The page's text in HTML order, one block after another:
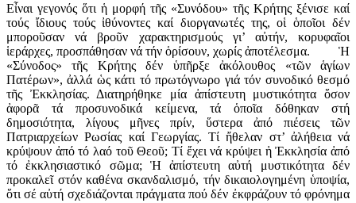
Εἶναι γεγονός ὅτι ἡ μορφή τῆς «Συνόδου» τῆς Κρήτης ξένισε καί
τούς ἴδιους τούς ἰθύνοντες καί διοργανωτές της, οἱ ὁποῖοι δέν
μποροῦσαν νά βροῦν χαρακτηρισμούς γι’ αὐτήν, κορυφαῖοι
ἱεράρχες, προσπάθησαν νά τήν ὁρίσουν, χωρίς ἀποτέλεσμα. Ἡ
«Σύνοδος» τῆς Κρήτης δέν ὑπῆρξε ἀκόλουθος «τῶν ἁγίων
Πατέρων», ἀλλά ὡς κάτι τό πρωτόγνωρο γιά τόν συνοδικό θεσμό
τῆς Ἐκκλησίας. Διατηρήθηκε μία ἀπίστευτη μυστικότητα ὅσον
ἀφορᾶ τά προσυνοδικά κείμενα, τά ὁποῖα δόθηκαν στή
δημοσιότητα, λίγους μῆνες πρίν, ὕστερα ἀπό πιέσεις τῶν
Πατριαρχείων Ρωσίας καί Γεωργίας. Τί ἤθελαν στ’ ἀλήθεια νά
κρύψουν ἀπό τό λαό τοῦ Θεοῦ; Τί ἔχει νά κρύψει ἡ Ἐκκλησία ἀπό
τό ἐκκλησιαστικό σῶμα; Ἡ ἀπίστευτη αὐτή μυστικότητα δέν
προκαλεῖ στόν καθένα σκανδαλισμό, τήν δικαιολογημένη ὑποψία,
ὅτι σέ αὐτή σχεδιάζονται πράγματα πού δέν ἐκφράζουν τό φρόνημα